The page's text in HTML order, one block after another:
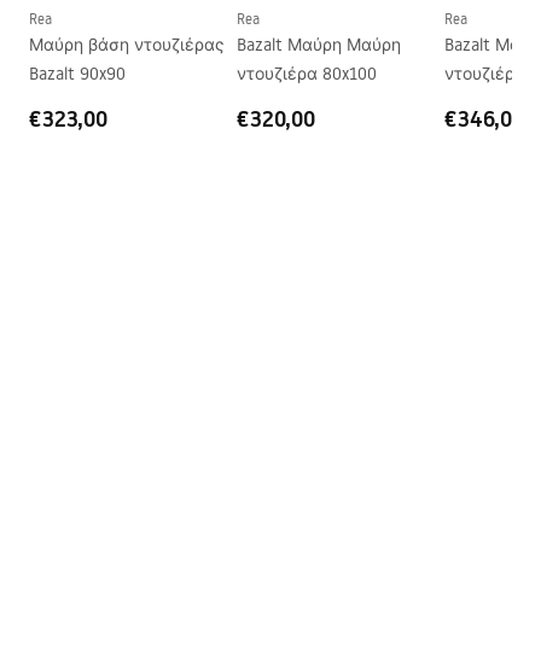
Συμπεριλαμβάνεται σιφώνι
οσμών
Ναι
Εγγύηση 24 μήνες
Rea
Μαύρη βάση ντουζιέρας
Bazalt 90x90
€323,00
Rea
Bazalt Μαύρη Μαύρη
ντουζιέρα 80x100
€320,00
Rea
Bazalt
ντουζιέρα
€346,00